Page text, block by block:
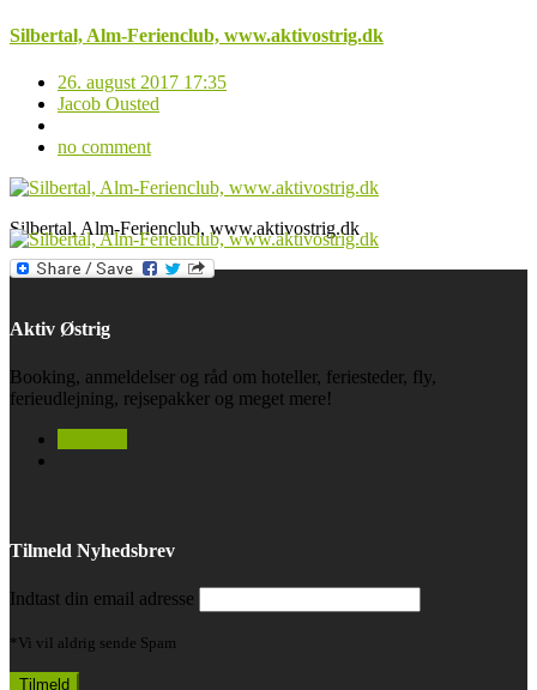
Silbertal, Alm-Ferienclub, www.aktivostrig.dk
26. august 2017 17:35
Jacob Ousted
no comment
Silbertal, Alm-Ferienclub, www.aktivostrig.dk
Aktiv Østrig
Booking, anmeldelser og råd om hoteller, feriesteder, fly,
ferieudlejning, rejsepakker og meget mere!
Tilmeld Nyhedsbrev
Indtast din email adresse
*Vi vil aldrig sende Spam